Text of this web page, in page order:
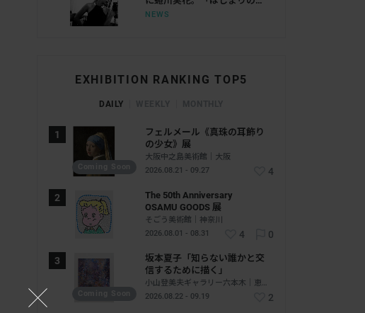
光」で創作の原点をたどる
NEWS
EXHIBITION RANKING TOP5
DAILY
フェルメール《真珠の耳飾り
の少女》展
大阪中之島美術館｜大阪
2026.08.21 - 09.27
4
The 50th Anniversary
OSAMU GOODS 展
そごう美術館｜神奈川
2026.08.01 - 08.31
4 0
坂本夏子「知らない誰かと交
信するために描く」
小山登美夫ギャラリー六本木｜恵比寿 - 六本木｜東京
2026.08.22 - 09.19
2